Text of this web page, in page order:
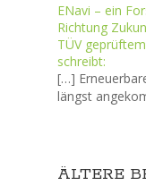
ENavi – ein
Richtung
TÜV
schreibt:
[…]
längst
ÄLTERE